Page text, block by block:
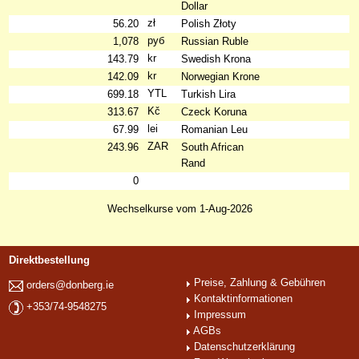
Dollar
56.20
zł
Polish Złoty
1,078
руб
Russian Ruble
143.79
kr
Swedish Krona
142.09
kr
Norwegian Krone
699.18
YTL
Turkish Lira
313.67
Kč
Czeck Koruna
67.99
lei
Romanian Leu
243.96
ZAR
South African
Rand
0
Wechselkurse vom 1-Aug-2026
Direktbestellung
orders@donberg.ie
+353/74-9548275
Preise, Zahlung & Gebühren
Kontaktinformationen
Impressum
AGBs
Datenschutzerklärung